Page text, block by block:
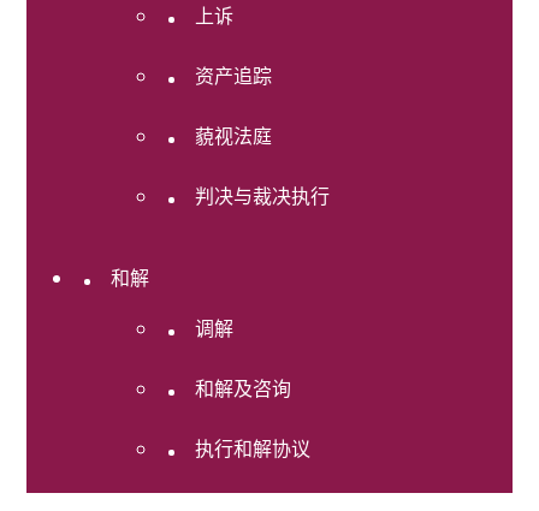
上诉
资产追踪
藐视法庭
判决与裁决执行
和解
调解
和解及咨询
执行和解协议
白
犯
辩
和
奖项及排